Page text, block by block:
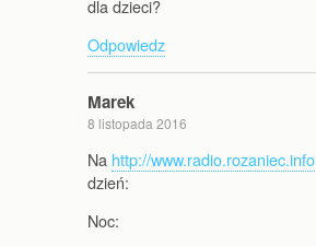
dla dzieci?
Odpowiedz
Marek
8 listopada 2016
Na http://www.radio.rozaniec.info
dzień:
Noc: